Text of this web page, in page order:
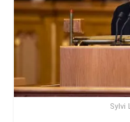
Sylvi